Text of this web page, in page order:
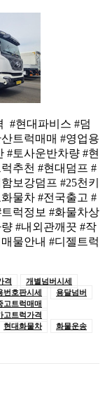
#현대파비스 #덤
트럭매매 #영업용
#토사운반차량 #현
추천 #현대덤프 #
보강덤프 #25천키
물차 #전국출고 #
럭정보 #화물차상
#내외관깨끗 #작
물안내 #디젤트럭
격
개별넘버시세
번호판시세
용달넘버
고트럭매매
고트럭가격
현대화물차
화물운송